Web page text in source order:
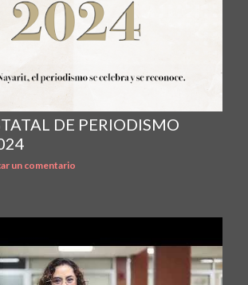
DE PERIODISMO
un comentario